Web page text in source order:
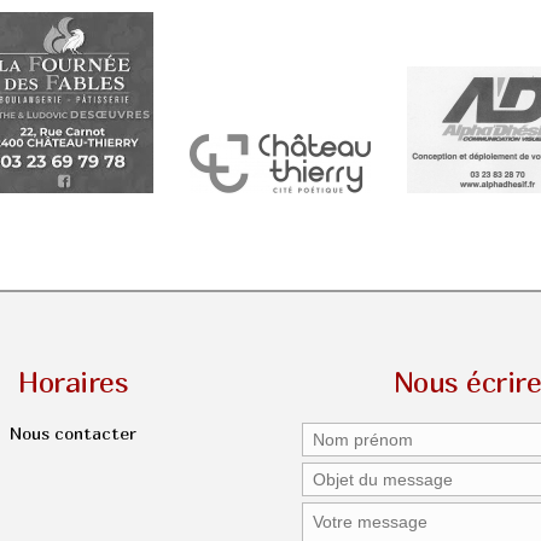
Horaires
Nous contacter
Nous écrire